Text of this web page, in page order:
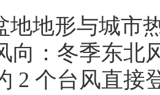
地地形与城市
向：冬季东北
2 个台风直接